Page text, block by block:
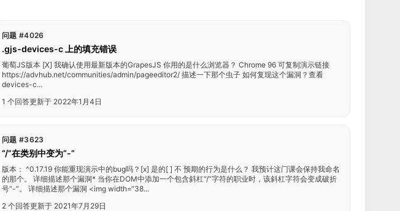
问题 #4026
.gjs-devices-c 上的填充错误
葡萄JS版本 [X] 我确认使用最新版本的GrapesJS 你用的是什么浏览器？ Chrome 96 可复制演示链接
https://advhub.net/communities/admin/pageeditor2/ 描述一下那个虫子 如何复现这个漏洞？查看
devices-c...
1 个回答更新于 2022年1月4日
问题 #3623
“/”在类别中变为“-”
版本： ^0.17.19 你能重现演示中的bug吗？[x] 是的[ ] 不 预期的行为是什么？ 我预计这门课会保持我命名
的那个。 详细描述那个漏洞* 当你在DOM中添加一个包含斜杠“/”字符的职业时，该斜杠字符会变成破折
号“-”。 详细描述那个漏洞 <img width=“38...
2 个回答更新于 2021年7月29日